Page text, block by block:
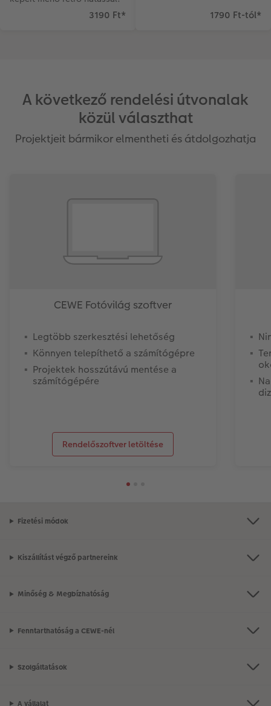
3190 Ft* 1790 Ft-tól*
A következő rendelési útvonalak
közül választhat
Projektjeit bármikor elmentheti és átdolgozhatja
CEWE Fotóvilág szoftver
Legtöbb szerkesztési lehetőség
Könnyen telepíthető a számítógépre
Projektek hosszútávú mentése a
számítógépére
Rendelőszoftver letöltése
Fizetési módok
Kiszállítást végző partnereink
Minőség & Megbízhatóság
Fenntarthatóság a CEWE-nél
Szolgáltatások
A vállalat